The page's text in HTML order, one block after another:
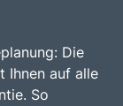
Die
Ihnen auf alle
So